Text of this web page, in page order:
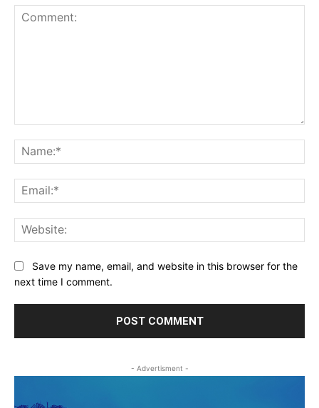
Save my name, email, and website in this browser for the
next time I comment.
- Advertisment -